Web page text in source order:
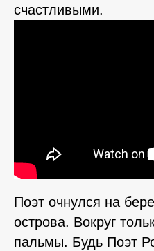
счастливыми.
Поэт очнулся на
острова. Вокруг
пальмы. Будь Поэт